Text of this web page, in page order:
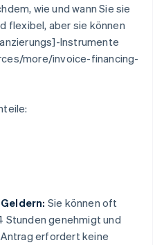
wie und wann Sie sie
flexibel, aber sie können
Instrumente
more/invoice-financing-
Sie können oft
Stunden genehmigt und
erfordert keine